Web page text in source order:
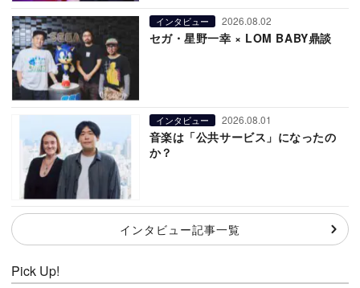
インタビュー 2026.08.02
セガ・星野一幸 × LOM BABY鼎談
インタビュー 2026.08.01
音楽は「公共サービス」になったの
か？
インタビュー記事一覧
Pick Up!